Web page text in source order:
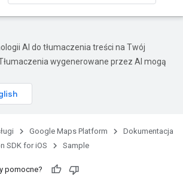
AI do tłumaczenia treści na Twój
wygenerowane przez AI mogą
Google Maps Platform
Dokumentacja
SDK for iOS Sample
pomocne?